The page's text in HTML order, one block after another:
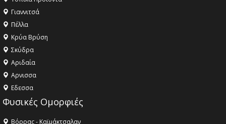
Γιαννιτσά
Πέλλα
Κρύα Βρύση
Σκύδρα
Αριδαία
Aρνισσα
Eδεσσα
Φυσικές Ομορφιές
Βόρρας - Καϊμάκτσαλαν